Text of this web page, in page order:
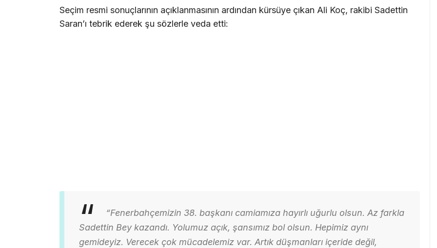
Seçim resmi sonuçlarının açıklanmasının ardından kürsüye çıkan Ali Koç, rakibi Sadettin
Saran’ı tebrik ederek şu sözlerle veda etti:
“Fenerbahçemizin 38. başkanı camiamıza hayırlı uğurlu olsun. Az farkla
Sadettin Bey kazandı. Yolumuz açık, şansımız bol olsun. Hepimiz aynı
gemideyiz. Verecek çok mücadelemiz var. Artık düşmanları içeride değil,